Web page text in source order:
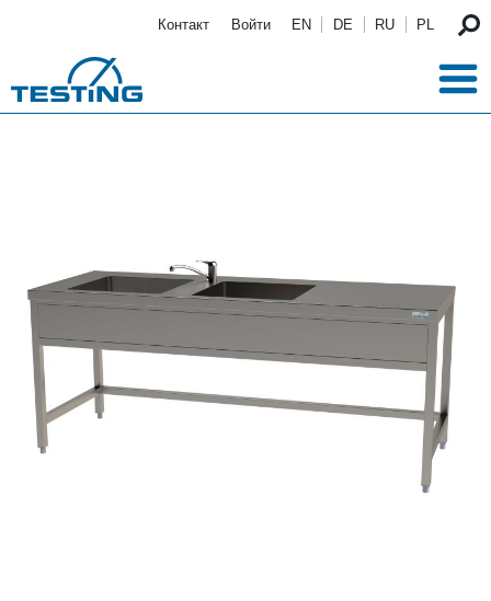
Контакт Войти EN DE RU PL